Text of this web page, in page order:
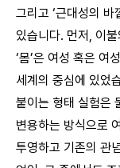
그리고 ‘근대성의 바
있습니다. 먼저, 이
‘몸’은 여성 혹은 여
세계의 중심에 있었
붙이는 형태 실험은
변용하는 방식으로
투영하고 기존의 관